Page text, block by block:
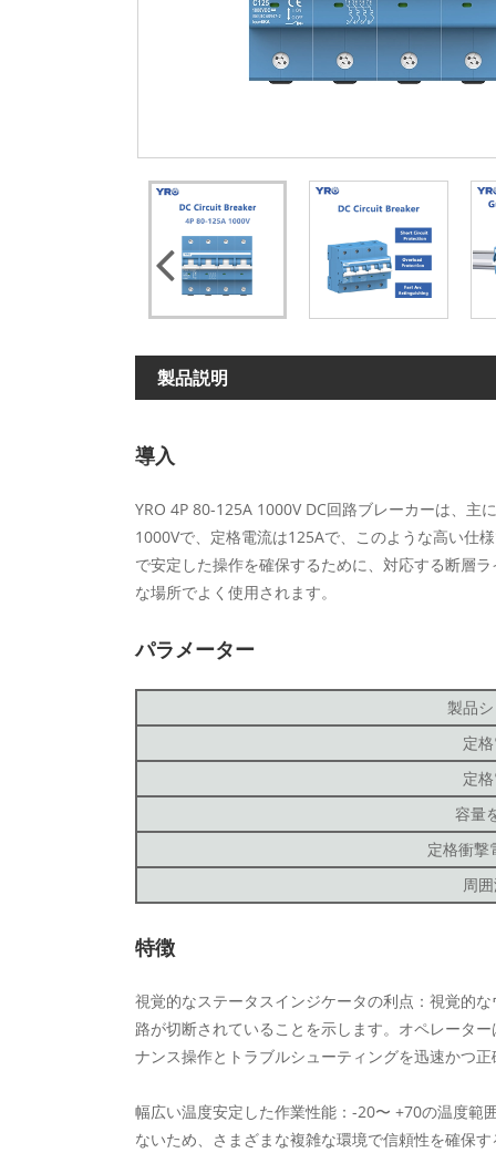
製品説明
導入
YRO 4P 80-125A 1000V DC回路ブレーカーは、主
1000Vで、定格電流は125Aで、このような高い仕
で安定した操作を確保するために、対応する断層
な場所でよく使用されます。
パラメーター
製品
定
定
容量
定格衝撃
周
特徴
視覚的なステータスインジケータの利点：視覚的
路が切断されていることを示します。オペレータ
ナンス操作とトラブルシューティングを迅速かつ
幅広い温度安定した作業性能：-20〜 +70の温度範
ないため、さまざまな複雑な環境で信頼性を確保